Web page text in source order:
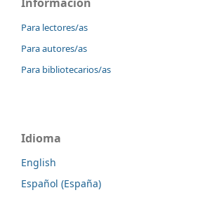
Para lectores/as
Para autores/as
Para bibliotecarios/as
Idioma
English
Español (España)